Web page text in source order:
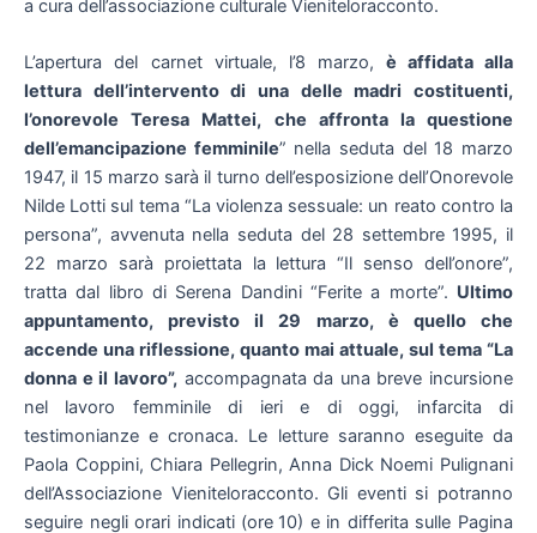
a cura dell’associazione culturale Vieniteloracconto.
L’apertura del carnet virtuale, l’8 marzo, è affidata alla
lettura dell’intervento di una delle madri costituenti,
l’onorevole Teresa Mattei, che affronta la questione
dell’emancipazione femminile” nella seduta del 18 marzo
1947, il 15 marzo sarà il turno dell’esposizione dell’Onorevole
Nilde Lotti sul tema “La violenza sessuale: un reato contro la
persona”, avvenuta nella seduta del 28 settembre 1995, il
22 marzo sarà proiettata la lettura “Il senso dell’onore”,
tratta dal libro di Serena Dandini “Ferite a morte”. Ultimo
appuntamento, previsto il 29 marzo, è quello che
accende una riflessione, quanto mai attuale, sul tema “La
donna e il lavoro”,accompagnata da una breve incursione
nel lavoro femminile di ieri e di oggi, infarcita di
testimonianze e cronaca. Le letture saranno eseguite da
Paola Coppini, Chiara Pellegrin, Anna Dick Noemi Pulignani
dell’Associazione Vieniteloracconto. Gli eventi si potranno
seguire negli orari indicati (ore 10) e in differita sulle Pagina